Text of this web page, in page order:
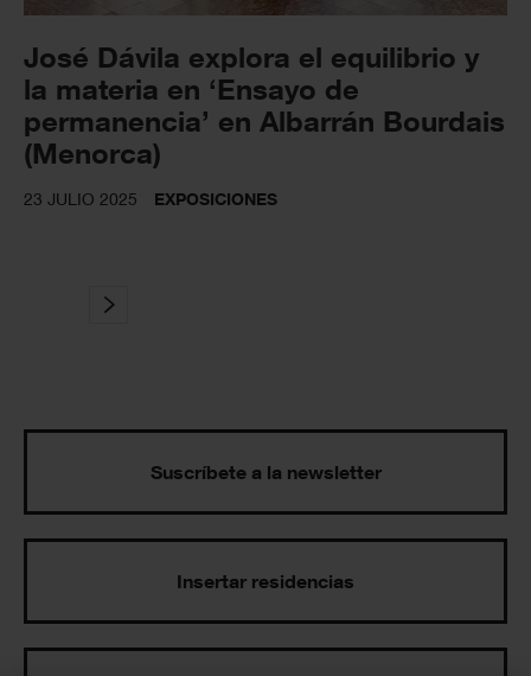
José Dávila explora el equilibrio y
la materia en ‘Ensayo de
permanencia’ en Albarrán Bourdais
(Menorca)
23 JULIO 2025 EXPOSICIONES
Suscríbete a la newsletter
Insertar residencias